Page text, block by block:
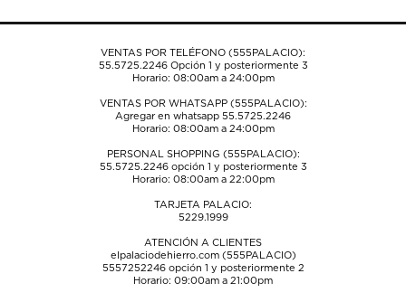
VENTAS POR TELÉFONO (555PALACIO):
55.5725.2246Opción 1 y posteriormente 3
Horario: 08:00am a 24:00pm
VENTAS POR WHATSAPP (555PALACIO):
Agregar en whatsapp 55.5725.2246
Horario: 08:00am a 24:00pm
PERSONAL SHOPPING (555PALACIO):
55.5725.2246opción 1 y posteriormente 3
Horario: 08:00am a 22:00pm
TARJETA PALACIO:
5229.1999
ATENCIÓN A CLIENTES
elpalaciodehierro.com (555PALACIO)
5557252246opción 1 y posteriormente 2
Horario: 09:00am a 21:00pm